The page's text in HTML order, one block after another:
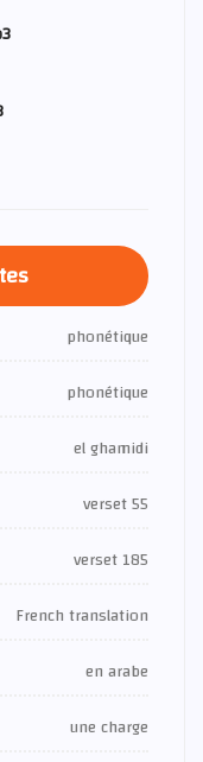
phonétique
phonétique
el ghamidi
verset 55
verset 185
French translation
en arabe
une charge